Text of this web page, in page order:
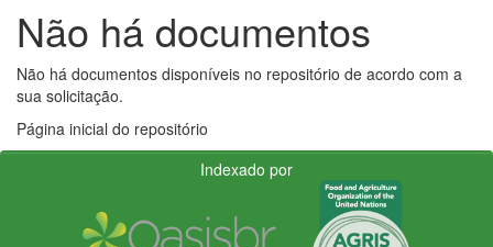
Não há documentos
Não há documentos disponíveis no repositório de acordo com a
sua solicitação.
Página inicial do repositório
Indexado por